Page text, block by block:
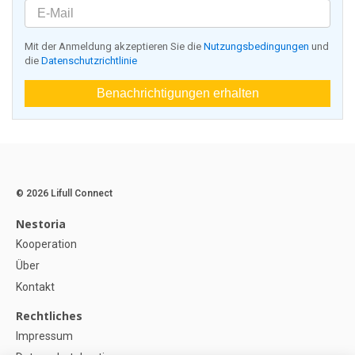
Mit der Anmeldung akzeptieren Sie die Nutzungsbedingungen und
die Datenschutzrichtlinie
Benachrichtigungen erhalten
© 2026 Lifull Connect
Nestoria
Kooperation
Über
Kontakt
Rechtliches
Impressum